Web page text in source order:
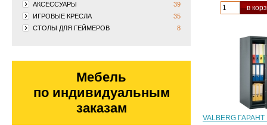
АКСЕССУАРЫ
39
ИГРОВЫЕ КРЕСЛА
35
СТОЛЫ ДЛЯ ГЕЙМЕРОВ
8
Мебель
по индивидуальным
заказам
в
VALBERG